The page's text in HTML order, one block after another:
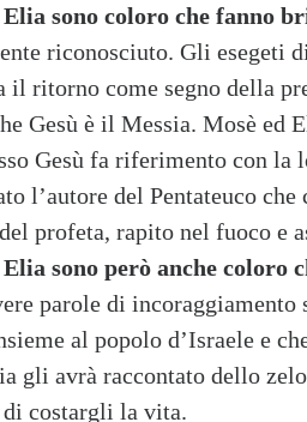
Elia sono coloro che fanno
riconosciuto. Gli esegeti
il ritorno come segno della
Gesù è il Messia. Mosè ed
Gesù fa riferimento con
l’autore del Pentateuco
profeta, rapito nel fuoco e
sono però anche coloro
parole di incoraggiamento
al popolo d’Israele e
gli avrà raccontato dello
costargli la vita.